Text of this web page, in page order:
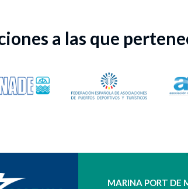
a las que
MARINA PORT DE